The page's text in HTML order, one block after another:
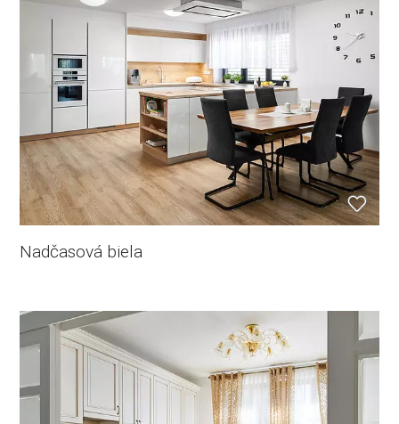
Nadčasová biela